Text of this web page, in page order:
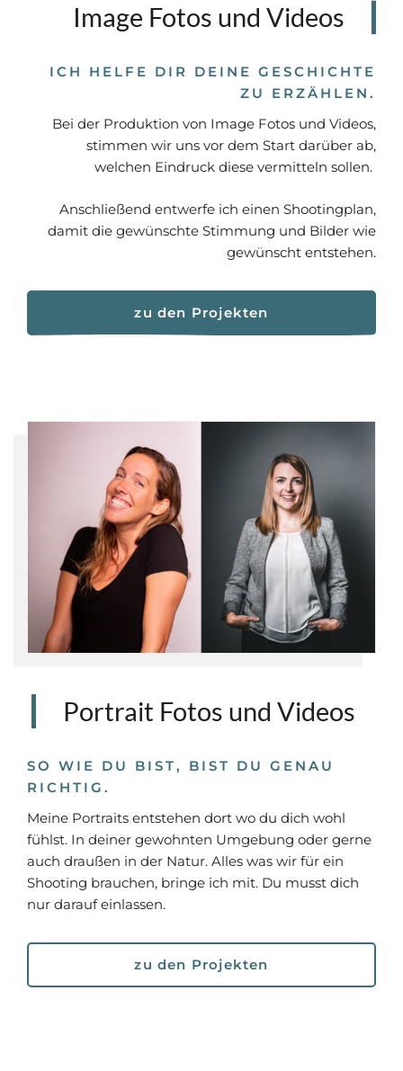
Image Fotos und Videos
ICH HELFE DIR DEINE GESCHICHTE
ZU ERZÄHLEN.
Bei der Produktion von Image Fotos und Videos,
stimmen wir uns vor dem Start darüber ab,
welchen Eindruck diese vermitteln sollen.
Anschließend entwerfe ich einen Shootingplan,
damit die gewünschte Stimmung und Bilder wie
gewünscht entstehen.
zu den Projekten
Portrait Fotos und Videos
SO WIE DU BIST, BIST DU GENAU
RICHTIG.
Meine Portraits entstehen dort wo du dich wohl
fühlst. In deiner gewohnten Umgebung oder gerne
auch draußen in der Natur. Alles was wir für ein
Shooting brauchen, bringe ich mit. Du musst dich
nur darauf einlassen.
zu den Projekten